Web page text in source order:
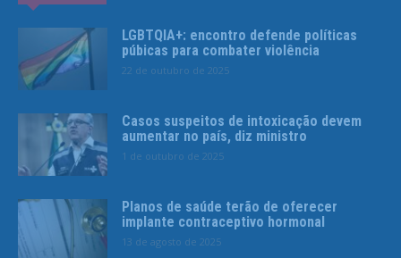
LGBTQIA+: encontro defende políticas
púbicas para combater violência
22 de outubro de 2025
Casos suspeitos de intoxicação devem
aumentar no país, diz ministro
1 de outubro de 2025
Planos de saúde terão de oferecer
implante contraceptivo hormonal
13 de agosto de 2025